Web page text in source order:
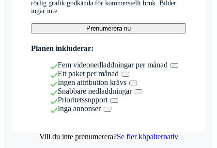
rörlig grafik godkända för kommersiellt bruk. Bilder
ingår inte.
Prenumerera nu
Planen inkluderar:
Fem videonedladdningar per månad
Ett paket per månad
Ingen attribution krävs
Snabbare nedladdningar
Prioritetssupport
Inga annonser
Vill du inte prenumerera?Se fler köpalternativ